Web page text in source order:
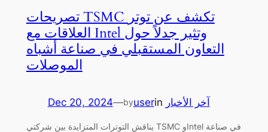
تصريحات TSMC تكشف عن توتر
العلاقات مع Intel وتثير جدلاً حول
التعاون المستقبلي في صناعة أشباه
الموصلات
Dec 20, 2024—byuserin آخر الأخبار
يناقش التوترات المتزايدة بين شركتي TSMC وIntel في صناعة